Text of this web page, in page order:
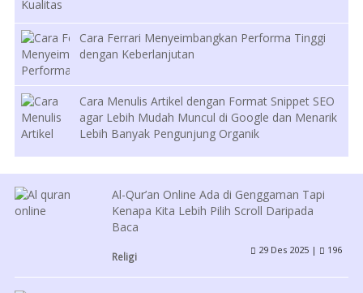
Cara Ferrari Menyeimbangkan Performa Tinggi
dengan Keberlanjutan
Cara Menulis Artikel dengan Format Snippet SEO
agar Lebih Mudah Muncul di Google dan Menarik
Lebih Banyak Pengunjung Organik
Al-Qur’an Online Ada di Genggaman Tapi
Kenapa Kita Lebih Pilih Scroll Daripada
Baca
Religi
29 Des 2025 | 196